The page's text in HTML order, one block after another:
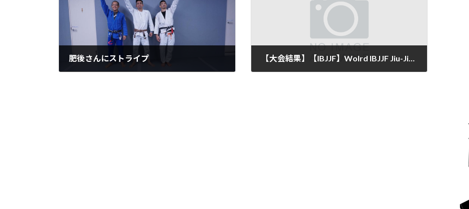
肥後さんにストライプ 【大会結果】【IBJJF】Wolrd IBJJF Jiu-Jitsu Championship 2021(IBJJF 柔術世界選手権) にPATO STUDIOから 1名が入賞